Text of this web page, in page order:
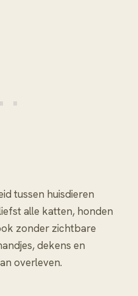
tussen huisdieren
alle katten, honden
zonder zichtbare
dekens en
overleven.